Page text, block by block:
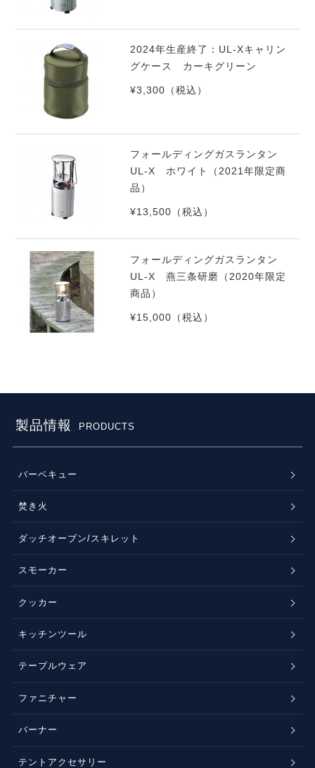
2024年生産終了：UL-Xキャリン
グケース カーキグリーン
¥3,300 （税込）
フォールディングガスランタン
UL-X ホワイト（2021年限定商
品）
¥13,500 （税込）
フォールディングガスランタン
UL-X 燕三条研磨（2020年限定
商品）
¥15,000 （税込）
製品情報 PRODUCTS
バーベキュー
焚き火
ダッチオーブン/スキレット
スモーカー
クッカー
キッチンツール
テーブルウェア
ファニチャー
バーナー
テントアクセサリー